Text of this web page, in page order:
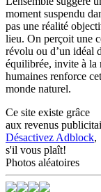
moment suspendu
pas une réalité
lieu. On perçoit une
révolu ou d’un idéal
équilibrée, invite à la
humaines renforce
monde naturel.
Ce site existe grâce
aux revenus
Désactivez Adblock,
s'il vous plaît!
Photos aléatoires